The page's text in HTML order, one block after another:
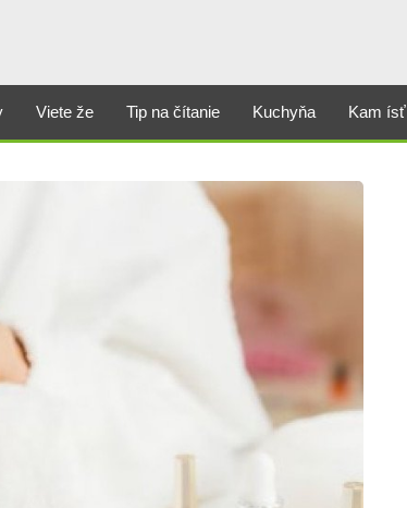
Viete že Tip na čítanie Kuchyňa Kam ísť